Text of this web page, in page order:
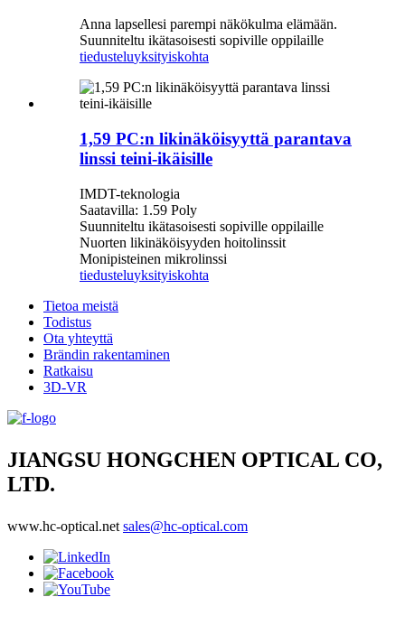
Anna lapsellesi parempi näkökulma elämään.
Suunniteltu ikätasoisesti sopiville oppilaille
tiedusteluyksityiskohta
1,59 PC:n likinäköisyyttä parantava
linssi teini-ikäisille
IMDT-teknologia
Saatavilla: 1.59 Poly
Suunniteltu ikätasoisesti sopiville oppilaille
Nuorten likinäköisyyden hoitolinssit
Monipisteinen mikrolinssi
tiedusteluyksityiskohta
Tietoa meistä
Todistus
Ota yhteyttä
Brändin rakentaminen
Ratkaisu
3D-VR
JIANGSU HONGCHEN OPTICAL CO,
LTD.
www.hc-optical.net sales@hc-optical.com